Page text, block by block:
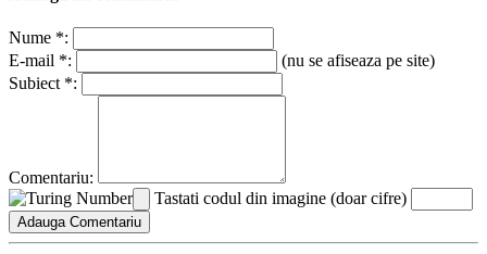
Nume *:
E-mail *:
(nu se afiseaza pe site)
Subiect *:
Comentariu:
Tastati codul din imagine (doar cifre)